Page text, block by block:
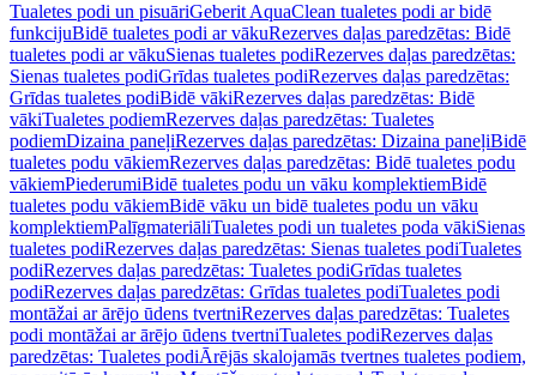
Tualetes podi un pisuāriGeberit AquaClean tualetes podi ar bidē
funkcijuBidē tualetes podi ar vākuRezerves daļas paredzētas: Bidē
tualetes podi ar vākuSienas tualetes podiRezerves daļas paredzētas:
Sienas tualetes podiGrīdas tualetes podiRezerves daļas paredzētas:
Grīdas tualetes podiBidē vākiRezerves daļas paredzētas: Bidē
vākiTualetes podiemRezerves daļas paredzētas: Tualetes
podiemDizaina paneļiRezerves daļas paredzētas: Dizaina paneļiBidē
tualetes podu vākiemRezerves daļas paredzētas: Bidē tualetes podu
vākiemPiederumiBidē tualetes podu un vāku komplektiemBidē
tualetes podu vākiemBidē vāku un bidē tualetes podu un vāku
komplektiemPalīgmateriāliTualetes podi un tualetes poda vākiSienas
tualetes podiRezerves daļas paredzētas: Sienas tualetes podiTualetes
podiRezerves daļas paredzētas: Tualetes podiGrīdas tualetes
podiRezerves daļas paredzētas: Grīdas tualetes podiTualetes podi
montāžai ar ārējo ūdens tvertniRezerves daļas paredzētas: Tualetes
podi montāžai ar ārējo ūdens tvertniTualetes podiRezerves daļas
paredzētas: Tualetes podiĀrējās skalojamās tvertnes tualetes podiem,